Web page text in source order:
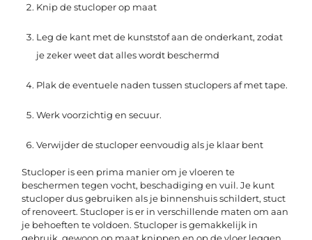
Knip de stucloper op maat
Leg de kant met de kunststof aan de onderkant, zodat
je zeker weet dat alles wordt beschermd
Plak de eventuele naden tussen stuclopers af met tape.
Werk voorzichtig en secuur.
Verwijder de stucloper eenvoudig als je klaar bent
Stucloper is een prima manier om je vloeren te
beschermen tegen vocht, beschadiging en vuil. Je kunt
stucloper dus gebruiken als je binnenshuis schildert, stuct
of renoveert. Stucloper is er in verschillende maten om aan
je behoeften te voldoen. Stucloper is gemakkelijk in